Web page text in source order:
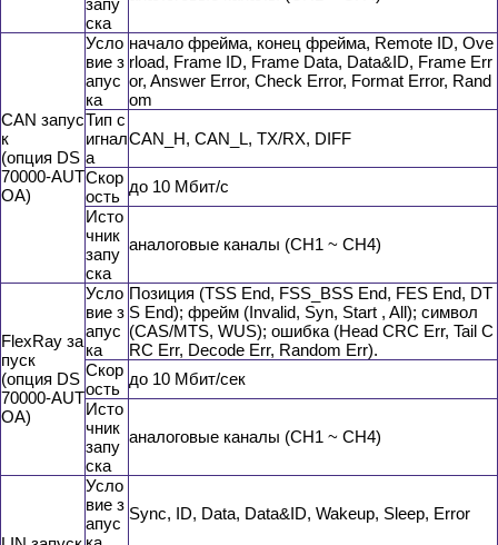
запу
ска
CAN запус
к
(опция DS
70000-AUT
OA)
Усло
вие з
апус
ка
начало фрейма, конец фрейма, Remote ID, Ove
rload, Frame ID, Frame Data, Data&ID, Frame Err
or, Answer Error, Check Error, Format Error, Rand
om
Тип с
игнал
а
CAN_H, CAN_L, TX/RX, DIFF
Скор
ость
до 10 Мбит/с
Исто
чник
запу
ска
аналоговые каналы (CH1 ~ CH4)
FlexRay за
пуск
(опция DS
70000-AUT
OA)
Усло
вие з
апус
ка
Позиция (TSS End, FSS_BSS End, FES End, DT
S End); фрейм (Invalid, Syn, Start , All); символ
(CAS/MTS, WUS); ошибка (Head CRC Err, Tail C
RC Err, Decode Err, Random Err).
Скор
ость
до 10 Мбит/сек
Исто
чник
запу
ска
аналоговые каналы (CH1 ~ CH4)
Усло
вие з
апус
Sync, ID, Data, Data&ID, Wakeup, Sleep, Error